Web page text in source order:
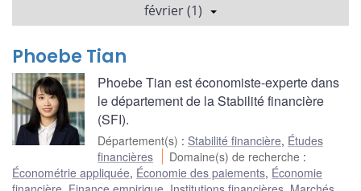
février (1)
Phoebe Tian
Phoebe Tian est économiste-experte dans
le département de la Stabilité financière
(SFI).
Département(s) : Stabilité financière, Études
financières
Domaine(s) de recherche :
Économétrie appliquée, Économie des paiements, Économie